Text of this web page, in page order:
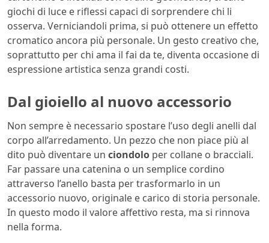
giochi di luce e riflessi capaci di sorprendere chi li
osserva. Verniciandoli prima, si può ottenere un effetto
cromatico ancora più personale. Un gesto creativo che,
soprattutto per chi ama il fai da te, diventa occasione di
espressione artistica senza grandi costi.
Dal gioiello al nuovo accessorio
Non sempre è necessario spostare l’uso degli anelli dal
corpo all’arredamento. Un pezzo che non piace più al
dito può diventare un ciondolo per collane o bracciali.
Far passare una catenina o un semplice cordino
attraverso l’anello basta per trasformarlo in un
accessorio nuovo, originale e carico di storia personale.
In questo modo il valore affettivo resta, ma si rinnova
nella forma.